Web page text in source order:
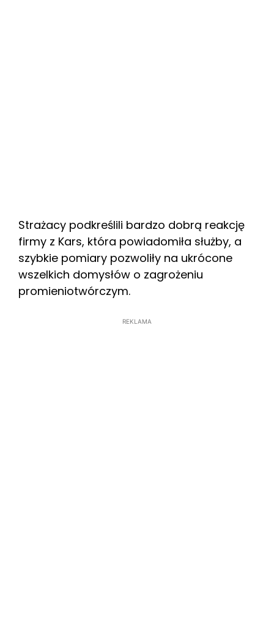
Strażacy podkreślili bardzo dobrą reakcję
firmy z Kars, która powiadomiła służby, a
szybkie pomiary pozwoliły na ukrócone
wszelkich domysłów o zagrożeniu
promieniotwórczym.
REKLAMA